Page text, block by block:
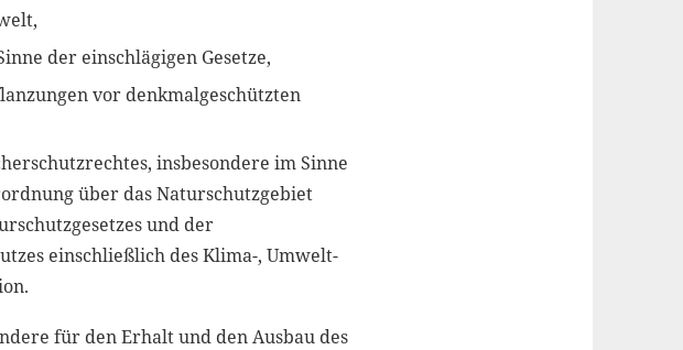
der einschlägigen Gesetze,
vor denkmalgeschützten
insbesondere im Sinne
über das Naturschutzgebiet
und der
einschließlich des Klima-, Umwelt-
für den Erhalt und den Ausbau des